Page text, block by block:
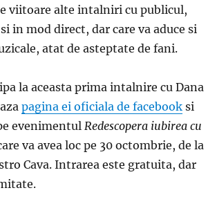
viitoare alte intalniri cu publicul,
in mod direct, dar care va aduce si
atat de asteptate de fani.
la aceasta prima intalnire cu Dana
pagina ei oficiala de facebook si
evenimentul Redescopera iubirea cu
va avea loc pe 30 octombrie, de la
Cava. Intrarea este gratuita, dar